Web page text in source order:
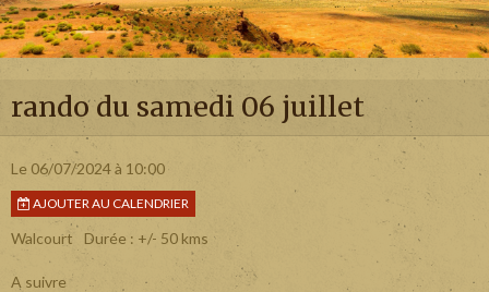
rando du samedi 06 juillet
Le 06/07/2024à 10:00
AJOUTER AU CALENDRIER
Walcourt Durée : +/- 50 kms
A suivre